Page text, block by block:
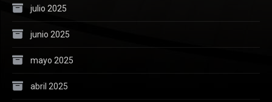
julio 2025
junio 2025
mayo 2025
abril 2025